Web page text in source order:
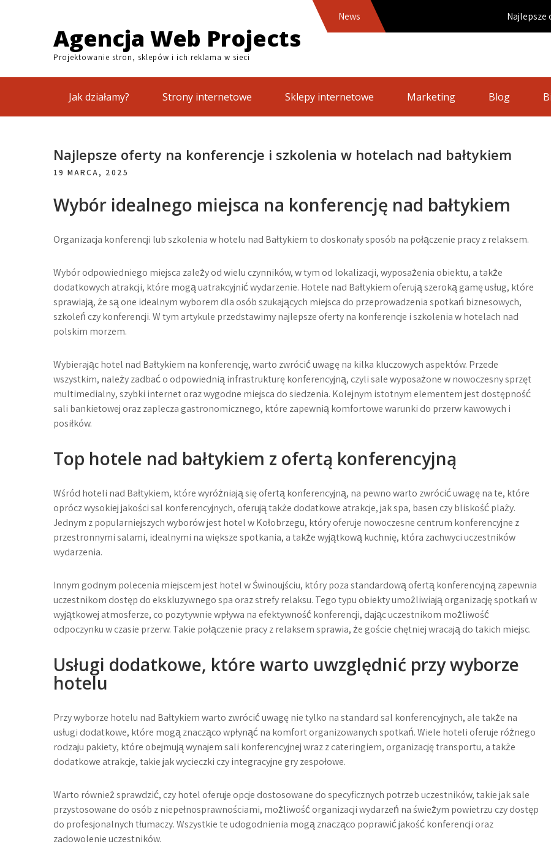
News Najlepsze oferty
Agencja Web Projects
Projektowanie stron, sklepów i ich reklama w sieci
Jak działamy? Strony internetowe Sklepy internetowe Marketing Blog
Najlepsze oferty na konferencje i szkolenia w hotelach nad bałtykiem
19 MARCA, 2025
Wybór idealnego miejsca na konferencję nad bałtykiem
Organizacja konferencji lub szkolenia w hotelu nad Bałtykiem to doskonały sposób na połączenie pracy z relaksem.
Wybór odpowiedniego miejsca zależy od wielu czynników, w tym od lokalizacji, wyposażenia obiektu, a także
dodatkowych atrakcji, które mogą uatrakcyjnić wydarzenie. Hotele nad Bałtykiem oferują szeroką gamę usług, które
sprawiają, że są one idealnym wyborem dla osób szukających miejsca do przeprowadzenia spotkań biznesowych,
szkoleń czy konferencji. W tym artykule przedstawimy najlepsze oferty na konferencje i szkolenia w hotelach nad
polskim morzem.
Wybierając hotel nad Bałtykiem na konferencję, warto zwrócić uwagę na kilka kluczowych aspektów. Przede
wszystkim, należy zadbać o odpowiednią infrastrukturę konferencyjną, czyli sale wyposażone w nowoczesny sprzęt
multimedialny, szybki internet oraz wygodne miejsca do siedzenia. Kolejnym istotnym elementem jest dostępność
sali bankietowej oraz zaplecza gastronomicznego, które zapewnią komfortowe warunki do przerw kawowych i
posiłków.
Top hotele nad bałtykiem z ofertą konferencyjną
Wśród hoteli nad Bałtykiem, które wyróżniają się ofertą konferencyjną, na pewno warto zwrócić uwagę na te, które
oprócz wysokiej jakości sal konferencyjnych, oferują także dodatkowe atrakcje, jak spa, basen czy bliskość plaży.
Jednym z popularniejszych wyborów jest hotel w Kołobrzegu, który oferuje nowoczesne centrum konferencyjne z
przestronnymi salami, idealnymi na większe spotkania, a także wyjątkową kuchnię, która zachwyci uczestników
wydarzenia.
Innym godnym polecenia miejscem jest hotel w Świnoujściu, który poza standardową ofertą konferencyjną zapewnia
uczestnikom dostęp do ekskluzywnego spa oraz strefy relaksu. Tego typu obiekty umożliwiają organizację spotkań w
wyjątkowej atmosferze, co pozytywnie wpływa na efektywność konferencji, dając uczestnikom możliwość
odpoczynku w czasie przerw. Takie połączenie pracy z relaksem sprawia, że goście chętniej wracają do takich miejsc.
Usługi dodatkowe, które warto uwzględnić przy wyborze
hotelu
Przy wyborze hotelu nad Bałtykiem warto zwrócić uwagę nie tylko na standard sal konferencyjnych, ale także na
usługi dodatkowe, które mogą znacząco wpłynąć na komfort organizowanych spotkań. Wiele hoteli oferuje różnego
rodzaju pakiety, które obejmują wynajem sali konferencyjnej wraz z cateringiem, organizację transportu, a także
dodatkowe atrakcje, takie jak wycieczki czy integracyjne gry zespołowe.
Warto również sprawdzić, czy hotel oferuje opcje dostosowane do specyficznych potrzeb uczestników, takie jak sale
przystosowane do osób z niepełnosprawnościami, możliwość organizacji wydarzeń na świeżym powietrzu czy dostęp
do profesjonalnych tłumaczy. Wszystkie te udogodnienia mogą znacząco poprawić jakość konferencji oraz
zadowolenie uczestników.